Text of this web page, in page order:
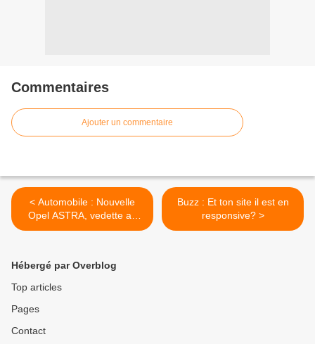
Commentaires
Ajouter un commentaire
< Automobile : Nouvelle
Opel ASTRA, vedette au
Salon de Francfort 2015
Buzz : Et ton site il est en
responsive? >
Hébergé par Overblog
Top articles
Pages
Contact